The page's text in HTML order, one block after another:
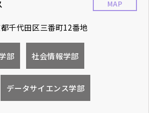
千代田区三番町12番地
MAP
部 社会情報学部
データサイエンス学部